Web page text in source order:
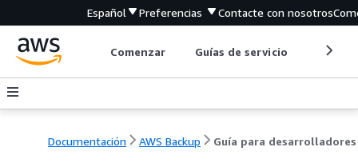
Español Preferencias Contacte con nosotros
Comenzar Guías de servicio
Documentación AWS Backup Guía para desarrolladores